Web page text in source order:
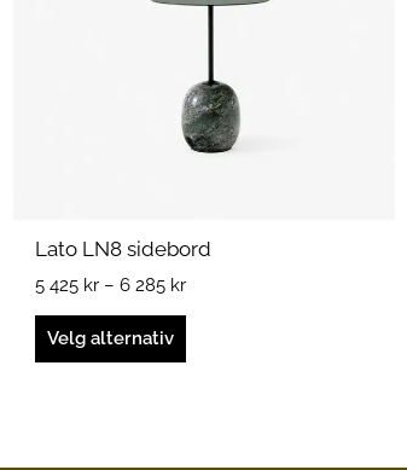
Lato LN8 sidebord
5 425 kr – 6 285 kr
Velg alternativ